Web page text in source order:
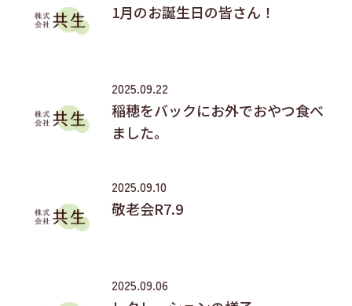
1月のお誕生日の皆さん！
2025.09.22
稲穂をバックにお外でおやつ食べ
ました。
2025.09.10
敬老会R7.9
2025.09.06